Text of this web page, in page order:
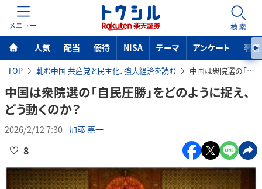
MENU 検索
人気 配当 優待 NISA テーマ アンケート 著者
TOP 軋む中国 共産党と民主化、強大経済を読む 中国は衆院選の「自民圧勝」をどのように捉え、どう動くのか？
中国は衆院選の「自民圧勝」をどのように捉え、
どう動くのか？
2026/2/12 7:30 加藤 嘉一
8